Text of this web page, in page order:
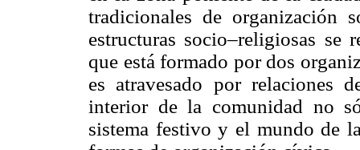
tradicionales de organización
estructuras socio–religiosas se
que está formado por dos
es atravesado por relaciones
interior de la comunidad no
sistema festivo y el mundo de